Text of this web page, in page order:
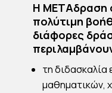
Η ΜΕΤΑδραση
πολύτιμη
διάφορες
τη διδασκαλία
μαθηματικών,